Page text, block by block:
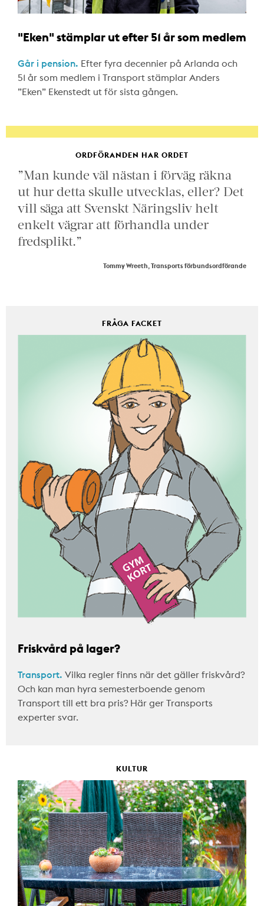
"Eken" stämplar ut efter 51 år som medlem
Går i pension. Efter fyra decennier på Arlanda och
51 år som medlem i Transport stämplar Anders
”Eken” Ekenstedt ut för sista gången.
ORDFÖRANDEN HAR ORDET
”Man kunde väl nästan i förväg räkna
ut hur detta skulle utvecklas, eller? Det
vill säga att Svenskt Näringsliv helt
enkelt vägrar att förhandla under
fredsplikt.”
Tommy Wreeth, Transports förbundsordförande
FRÅGA FACKET
Friskvård på lager?
Transport. Vilka regler finns när det gäller friskvård?
Och kan man hyra semesterboende genom
Transport till ett bra pris? Här ger Transports
experter svar.
KULTUR